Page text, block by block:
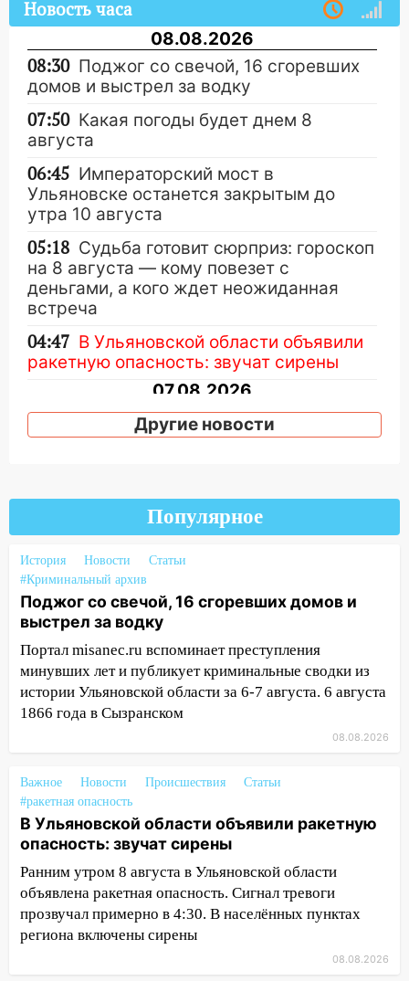
Новость часа
08.08.2026
08:30 Поджог со свечой, 16 сгоревших
домов и выстрел за водку
07:50 Какая погоды будет днем 8
августа
06:45 Императорский мост в
Ульяновске останется закрытым до
утра 10 августа
05:18 Судьба готовит сюрприз: гороскоп
на 8 августа — кому повезет с
деньгами, а кого ждет неожиданная
встреча
04:47 В Ульяновской области объявили
ракетную опасность: звучат сирены
07.08.2026
20:40 Ульяновские аграрии смогут
купить тракторы с отсрочкой платежа
состоялось торжественное
мероприятие, приуроченное к
празднованию Дня сотрудника органов
следствия Российской Федерации
19:30 Ульяновцев приглашают
поддержать «Симбирскую чебурашку»
на фестивале «ФормАРТ»
18:11 Ульяновская область стала
пилотным регионом проекта
«Культурное долголетие»
областной больницы поступили шесть
новых аппаратов ИВЛ
16:51 В Чердаклинском районе
ремонтируют дороги, ставят остановки
и проводят новое освещение
16:35 В Ульяновске установили ещё
девять бункеров для крупногабаритного
мусора
Другие новости
Популярное
История Новости
Статьи
#Криминальный архив
Поджог со свечой, 16 сгоревших домов и
выстрел за водку
Портал misanec.ru вспоминает преступления
минувших лет и публикует криминальные сводки из
истории Ульяновской области за 6-7 августа. 6 августа
1866 года в Сызранском
08.08.2026
Важное Новости Происшествия
Статьи
#ракетная опасность
В Ульяновской области объявили ракетную
опасность: звучат сирены
Ранним утром 8 августа в Ульяновской области
объявлена ракетная опасность. Сигнал тревоги
прозвучал примерно в 4:30. В населённых пунктах
региона включены сирены
08.08.2026